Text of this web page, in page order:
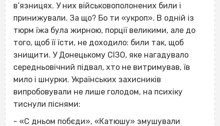
в’язницях. У них військовополонених били і
принижували. За що? Бо ти «укроп». В одній із
тюрм їжа була жирною, порції великими, але до
того, щоб її їсти, не доходило: били так, щоб
знищити. У Донецькому СІЗО, яке нагадувало
середньовічний підвал, хто не витримував, їв
мило і шнурки. Українських захисників
випробовували не лише голодом, на психіку
тиснули піснями:
- «С дньом побєди», «Катюшу» змушували